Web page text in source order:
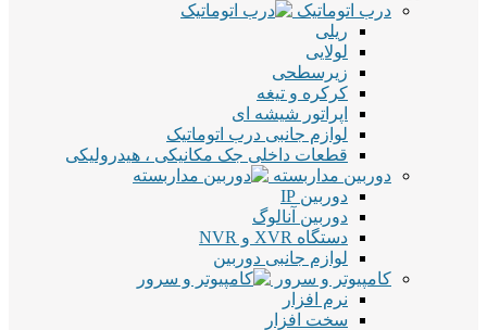
درب اتوماتیک
ریلی
لولایی
زیرسطحی
کرکره و تیغه
اپراتور شیشه ای
لوازم جانبی درب اتوماتیک
قطعات داخلی جک مکانیکی ، هیدرولیکی
دوربین مداربسته
دوربین IP
دوربین آنالوگ
دستگاه XVR و NVR
لوازم جانبی دوربین
کامپیوتر و سرور
نرم افزار
سخت افزار